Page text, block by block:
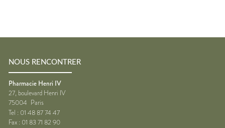
NOUS RENCONTRER
Pharmacie Henri IV
27, boulevard Henri IV
75004 Paris
Tel : 01 48 87 74 47
Fax : 01 83 71 82 90